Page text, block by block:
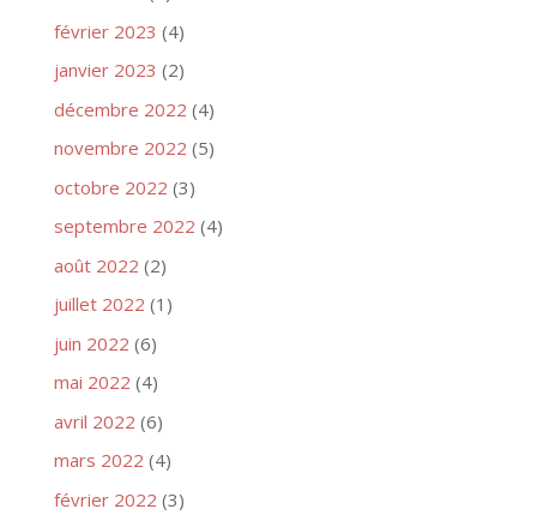
février 2023 (4)
janvier 2023 (2)
décembre 2022 (4)
novembre 2022 (5)
octobre 2022 (3)
septembre 2022 (4)
août 2022 (2)
juillet 2022 (1)
juin 2022 (6)
mai 2022 (4)
avril 2022 (6)
mars 2022 (4)
février 2022 (3)